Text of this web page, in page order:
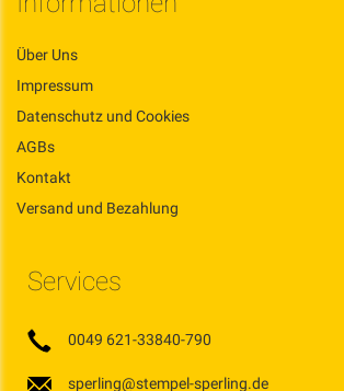
Über Uns
Impressum
Datenschutz und Cookies
AGBs
Kontakt
Versand und Bezahlung
Services
0049 621-33840-790
sperling@stempel-sperling.de